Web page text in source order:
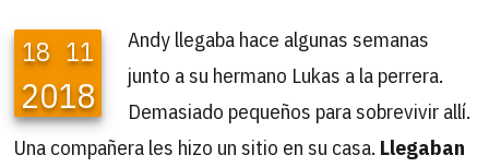
18 11
2018
Andy llegaba hace algunas semanas
junto a su hermano Lukas a la perrera.
Demasiado pequeños para sobrevivir allí.
Una compañera les hizo un sitio en su casa. Llegaban